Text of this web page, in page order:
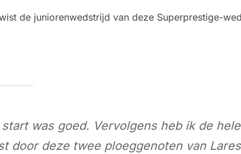
de juniorenwedstrijd van deze Superprestige-
was goed. Vervolgens heb ik de
door deze twee ploeggenoten van